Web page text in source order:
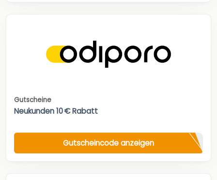
Gutscheine
Neukunden 10 € Rabatt
Gutscheincode anzeigen